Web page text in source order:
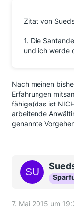
Zitat von
1. Die
und ich werde
Nach meinen
Erfahrungen
fähige(das ist
arbeitende
genannte
7. Mai 2015 um